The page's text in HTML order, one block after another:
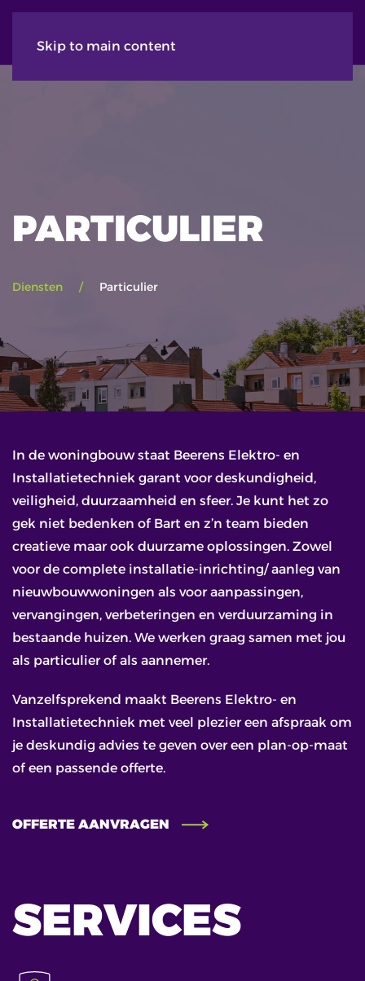
Skip to main content
PARTICULIER
Diensten Particulier
In de woningbouw staat Beerens Elektro- en
Installatietechniek garant voor deskundigheid,
veiligheid, duurzaamheid en sfeer. Je kunt het zo
gek niet bedenken of Bart en z’n team bieden
creatieve maar ook duurzame oplossingen. Zowel
voor de complete installatie-inrichting/ aanleg van
nieuwbouwwoningen als voor aanpassingen,
vervangingen, verbeteringen en verduurzaming in
bestaande huizen. We werken graag samen met jou
als particulier of als aannemer.
Vanzelfsprekend maakt Beerens Elektro- en
Installatietechniek met veel plezier een afspraak om
je deskundig advies te geven over een plan-op-maat
of een passende offerte.
OFFERTE AANVRAGEN
SERVICES